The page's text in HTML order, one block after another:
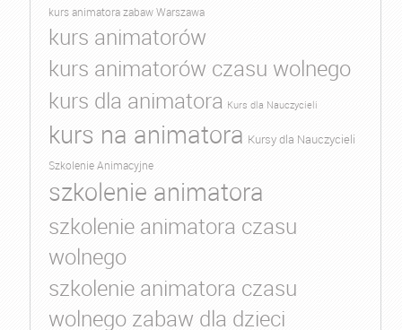
kurs animatora zabaw Warszawa
kurs animatorów
kurs animatorów czasu wolnego
kurs dla animatora Kurs dla Nauczycieli
kurs na animatora Kursy dla Nauczycieli
Szkolenie Animacyjne
szkolenie animatora
szkolenie animatora czasu
wolnego
szkolenie animatora czasu
wolnego zabaw dla dzieci